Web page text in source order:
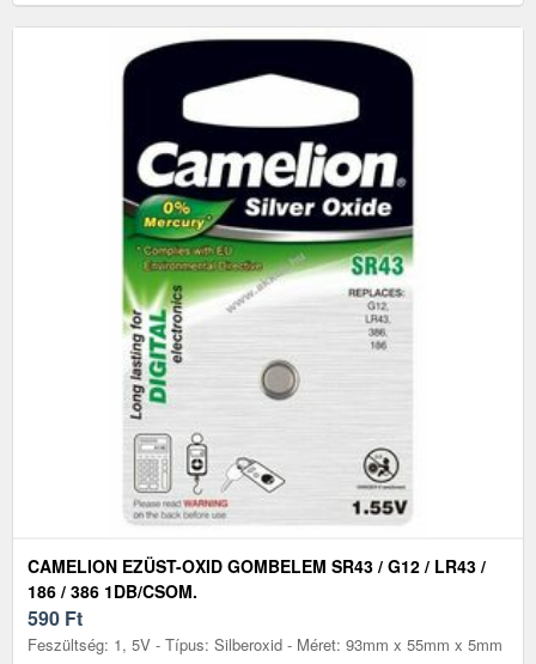
CAMELION EZÜST-OXID GOMBELEM SR43 / G12 / LR43 /
186 / 386 1DB/CSOM.
590 Ft
Feszültség: 1, 5V - Típus: Silberoxid - Méret: 93mm x 55mm x 5mm